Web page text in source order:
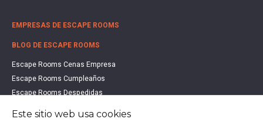
EMPRESAS DE ESCAPE ROOMS
BLOG DE ESCAPE ROOMS
Escape Rooms Cenas Empresa
Escape Rooms Cumpleaños
Escape Rooms Despedidas
Escape Rooms Familias
Este sitio web usa cookies